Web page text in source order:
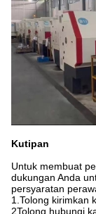
Kutipan
Untuk membuat
dukungan Anda
persyaratan
1.Tolong kirimkan
2Tolong hubungi